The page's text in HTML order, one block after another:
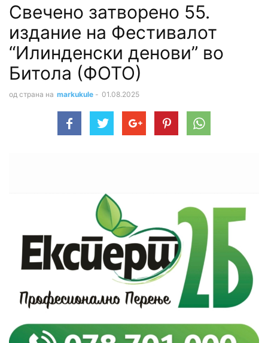
Свечено затворено 55.
издание на Фестивалот
“Илинденски денови” во
Битола (ФОТО)
од страна на markukule - 01.08.2025